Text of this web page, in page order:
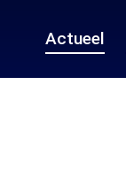
Actueel